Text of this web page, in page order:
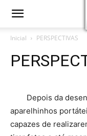
Inicial PERSPECTIVAS
Depois da
aparelhinhos
capazes de